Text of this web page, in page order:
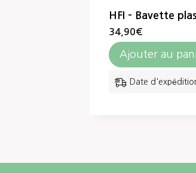
HFI – Bavette
34,90€
Ajouter au
Date